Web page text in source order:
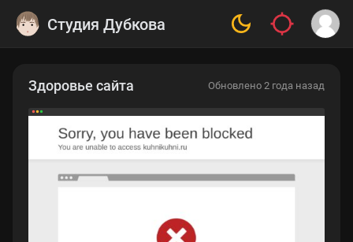
Студия Дубкова
Здоровье сайта Обновлено 2 года назад